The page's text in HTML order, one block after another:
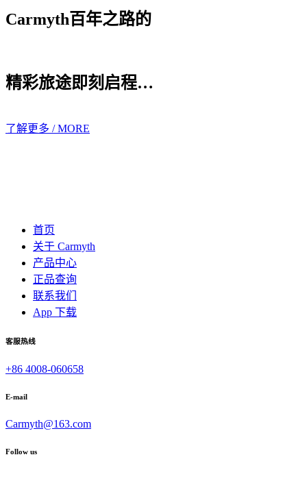
Carmyth百年之路的
精彩旅途即刻启程…
了解更多 / MORE
首页
关于 Carmyth
产品中心
正品查询
联系我们
App 下载
客服热线
+86 4008-060658
E-mail
Carmyth@163.com
Follow us